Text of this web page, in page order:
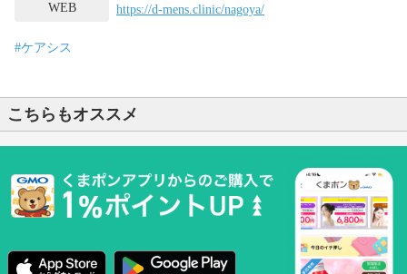
WEB https://d-mens.clinic/nagoya/
#ケアシス
こちらもオススメ